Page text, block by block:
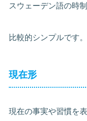
スウェーデン語の時
比較的シンプルです。
現在形
現在の事実や習慣を表